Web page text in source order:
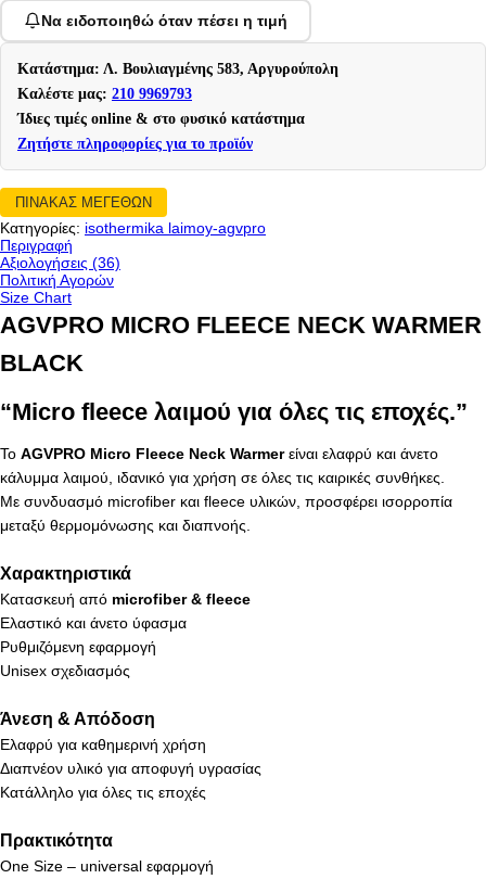
Να ειδοποιηθώ όταν πέσει η τιμή
Κατάστημα: Λ. Βουλιαγμένης 583, Αργυρούπολη
Καλέστε μας: 210 9969793
Ίδιες τιμές online & στο φυσικό κατάστημα
Ζητήστε πληροφορίες για το προϊόν
ΠΙΝΑΚΑΣ ΜΕΓΕΘΩΝ
Κατηγορίες: isothermika laimoy-agvpro
Περιγραφή
Αξιολογήσεις (36)
Πολιτική Αγορών
Size Chart
AGVPRO MICRO FLEECE NECK WARMER
BLACK
“Micro fleece λαιμού για όλες τις εποχές.”
Το AGVPRO Micro Fleece Neck Warmerείναι ελαφρύ και άνετο
κάλυμμα λαιμού, ιδανικό για χρήση σε όλες τις καιρικές συνθήκες.
Με συνδυασμό microfiber και fleece υλικών, προσφέρει ισορροπία
μεταξύ θερμομόνωσης και διαπνοής.
Χαρακτηριστικά
Κατασκευή από microfiber & fleece
Ελαστικό και άνετο ύφασμα
Ρυθμιζόμενη εφαρμογή
Unisex σχεδιασμός
Άνεση & Απόδοση
Ελαφρύ για καθημερινή χρήση
Διαπνέον υλικό για αποφυγή υγρασίας
Κατάλληλο για όλες τις εποχές
Πρακτικότητα
One Size – universal εφαρμογή